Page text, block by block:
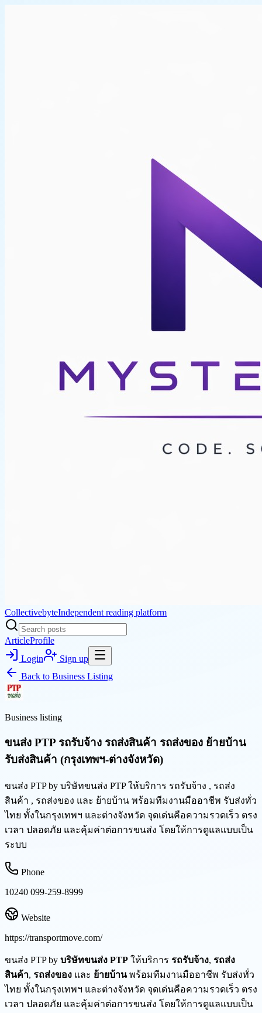
CollectivebyteIndependent reading platform
ArticleProfile
Login
Sign up
Back to Business Listing
Business listing
ขนส่ง PTP รถรับจ้าง รถส่งสินค้า รถส่งของ ย้ายบ้าน
รับส่งสินค้า (กรุงเทพฯ-ต่างจังหวัด)
ขนส่ง PTP by บริษัทขนส่ง PTP ให้บริการ รถรับจ้าง , รถส่ง
สินค้า , รถส่งของ และ ย้ายบ้าน พร้อมทีมงานมืออาชีพ รับส่งทั่ว
ไทย ทั้งในกรุงเทพฯ และต่างจังหวัด จุดเด่นคือความรวดเร็ว ตรง
เวลา ปลอดภัย และคุ้มค่าต่อการขนส่ง โดยให้การดูแลแบบเป็น
ระบบ
Phone
10240 099-259-8999
Website
https://transportmove.com/
ขนส่ง PTP by บริษัทขนส่ง PTP ให้บริการ รถรับจ้าง, รถส่ง
สินค้า, รถส่งของ และ ย้ายบ้านพร้อมทีมงานมืออาชีพ รับส่งทั่ว
ไทย ทั้งในกรุงเทพฯ และต่างจังหวัด จุดเด่นคือความรวดเร็ว ตรง
เวลา ปลอดภัย และคุ้มค่าต่อการขนส่ง โดยให้การดูแลแบบเป็น